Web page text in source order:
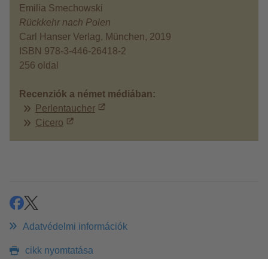
Emilia Smechowski
Rückkehr nach Polen
Carl Hanser Verlag, München, 2019
ISBN 978-3-446-26418-2
256 oldal
Recenziók a német médiában:
Perlentaucher
Cicero
megosztás
share
Adatvédelmi információk
cikk nyomtatása